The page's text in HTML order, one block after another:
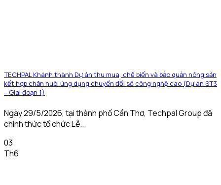
TECHPAL Khánh thành Dự án thu mua, chế biến và bảo quản nông sản
kết hợp chăn nuôi ứng dụng chuyển đổi số công nghệ cao (Dự án ST3
– Giai đoạn 1)
Ngày 29/5/2026, tại thành phố Cần Thơ, Techpal Group đã
chính thức tổ chức Lễ...
03
Th6